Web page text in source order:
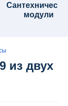
модули
из двух